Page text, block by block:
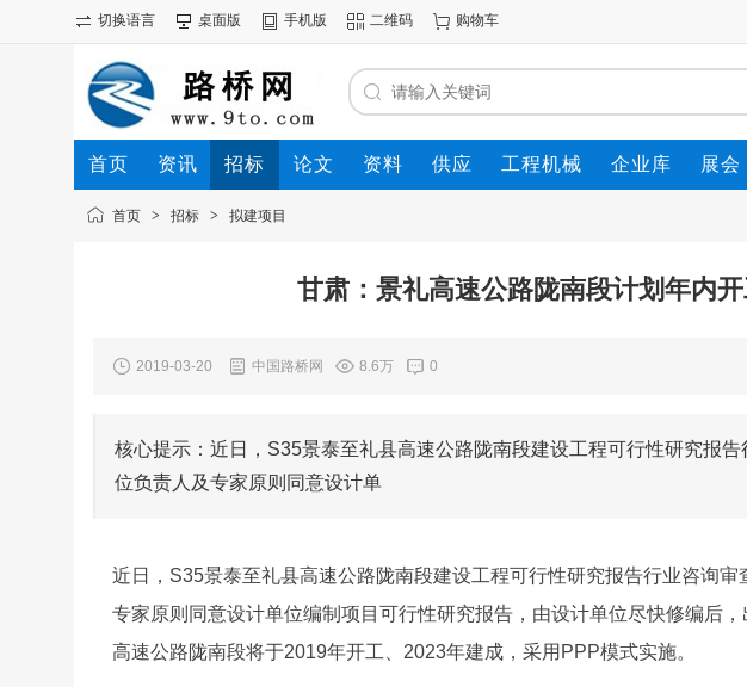
切换语言 桌面版 手机版 二维码 购物车
首页 资讯 招标 论文 资料 供应 工程机械 企业库 展会
首页 > 招标 > 拟建项目
甘肃：景礼高速公路陇南段计划年内
2019-03-20 中国路桥网 8.6万 0
核心提示：近日，S35景泰至礼县高速公路陇南段建设工程可行性研究报
位负责人及专家原则同意设计单
近日，S35景泰至礼县高速公路陇南段建设工程可行性研究报告行业咨询
专家原则同意设计单位编制项目可行性研究报告，由设计单位尽快修编后
高速公路陇南段将于2019年开工、2023年建成，采用PPP模式实施。